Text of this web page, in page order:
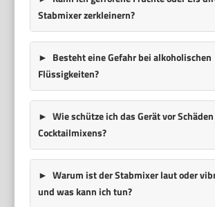
Stabmixer zerkleinern?
Besteht eine Gefahr bei alkoholischen
Flüssigkeiten?
Wie schütze ich das Gerät vor
Cocktailmixens?
Warum ist der Stabmixer laut oder
und was kann ich tun?